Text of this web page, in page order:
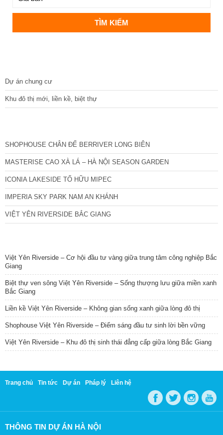
Dự án chung cư
Khu đô thị mới, liền kề, biệt thự
SHOPHOUSE CHÂN ĐẾ BERRIVER LONG BIÊN
MASTERISE CAO XÀ LÁ – HÀ NỘI SEASON GARDEN
ICONIA LAKESIDE TỐ HỮU MIPEC
IMPERIA SKY PARK NAM AN KHÁNH
VIỆT YÊN RIVERSIDE BẮC GIANG
Việt Yên Riverside – Cơ hội đầu tư vàng giữa trung tâm công nghiệp Bắc
Giang
Biệt thự ven sông Việt Yên Riverside – Sống thượng lưu giữa miền xanh
Bắc Giang
Liền kề Việt Yên Riverside – Không gian sống xanh giữa lòng đô thị
Shophouse Việt Yên Riverside – Điểm sáng đầu tư sinh lời bền vững
Việt Yên Riverside – Khu đô thị sinh thái đẳng cấp giữa lòng Bắc Giang
Trang chủ Tin tức Dự án Pháp lý Liên hệ
THÔNG TIN DỰ ÁN HÀ NỘI